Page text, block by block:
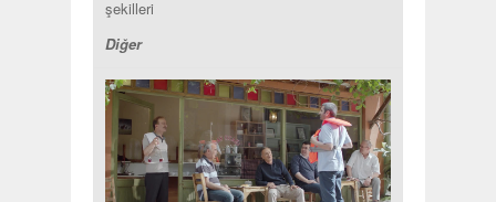
şekilleri
Diğer